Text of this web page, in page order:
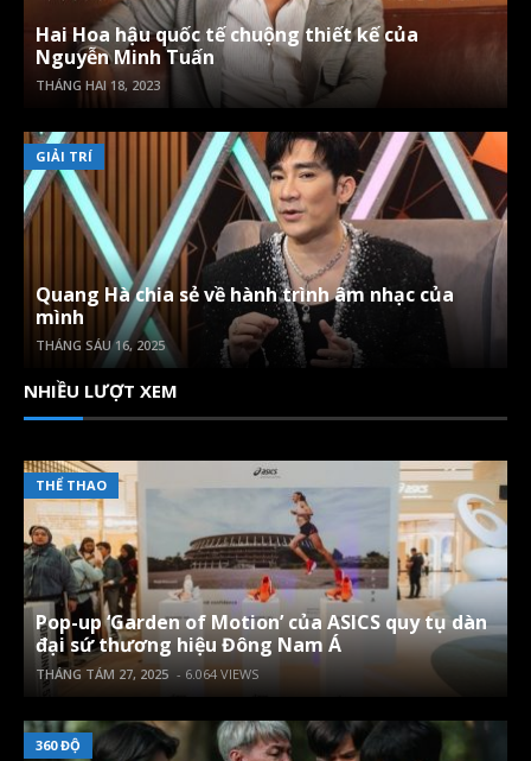
Hai Hoa hậu quốc tế chuộng thiết kế của
Nguyễn Minh Tuấn
THÁNG HAI 18, 2023
GIẢI TRÍ
Quang Hà chia sẻ về hành trình âm nhạc của
mình
THÁNG SÁU 16, 2025
NHIỀU LƯỢT XEM
THỂ THAO
Pop-up ‘Garden of Motion’ của ASICS quy tụ dàn
đại sứ thương hiệu Đông Nam Á
THÁNG TÁM 27, 2025 - 6.064 VIEWS
360 ĐỘ